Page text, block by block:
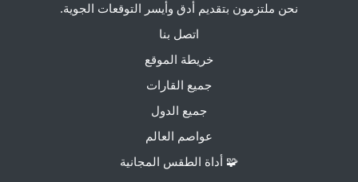
نحن ملتزمون بتقديم أدق وأيسر التوقعات الجوية.
اتصل بنا
خريطة الموقع
جميع القارات
جميع الدول
عواصم العالم
🧩 أداة الطقس المجانية